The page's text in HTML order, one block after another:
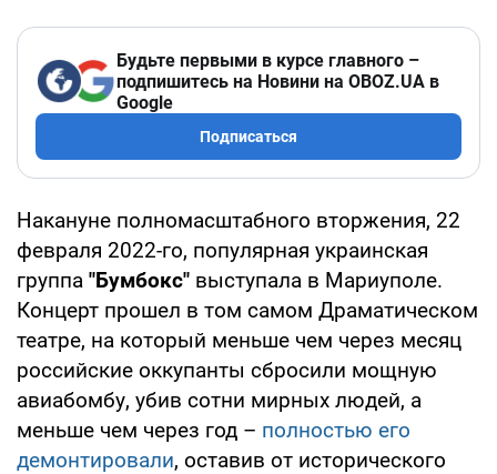
Будьте первыми в курсе главного –
подпишитесь на Новини на OBOZ.UA в
Google
Подписаться
Накануне полномасштабного вторжения, 22
февраля 2022-го, популярная украинская
группа "Бумбокс" выступала в Мариуполе.
Концерт прошел в том самом Драматическом
театре, на который меньше чем через месяц
российские оккупанты сбросили мощную
авиабомбу, убив сотни мирных людей, а
меньше чем через год – полностью его
демонтировали, оставив от исторического